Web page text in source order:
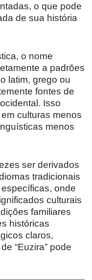
o que pode
de sua história
o nome
a padrões
latim, grego ou
fontes de
Isso
culturas menos
menos
ser derivados
tradicionais
onde
culturais
familiares
históricas
claros,
“Euzira” pode